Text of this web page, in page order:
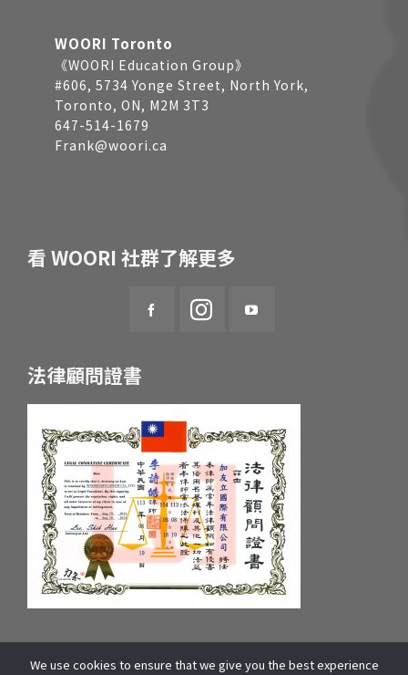
WOORI Toronto
《WOORI Education Group》
#606, 5734 Yonge Street, North York,
Toronto, ON, M2M 3T3
647-514-1679
Frank@woori.ca
看 WOORI 社群了解更多
法律顧問證書
We use cookies to ensure that we give you the best experience